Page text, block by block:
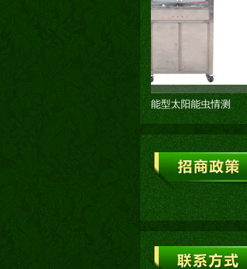
智能型太阳能虫情测